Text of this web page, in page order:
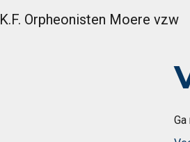
K.F. Orpheonisten Moere vzw